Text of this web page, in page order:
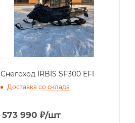
Снегоход IRBIS SF300 EFI
Доставка со склада
573 990 ₽/шт